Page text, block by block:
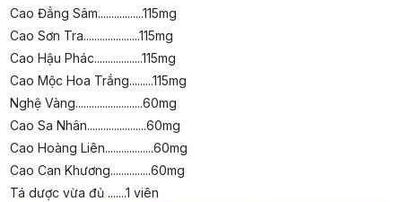
Cao Đẳng Sâm.................115mg
Cao Sơn Tra.....................115mg
Cao Hậu Phác..................115mg
Cao Mộc Hoa Trắng.........115mg
Nghệ Vàng.........................60mg
Cao Sa Nhân......................60mg
Cao Hoàng Liên..................60mg
Cao Can Khương...............60mg
Tá dược vừa đủ .......1 viên